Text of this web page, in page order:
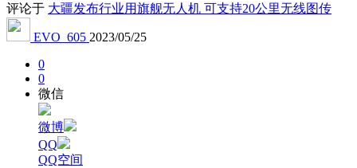
评论于 大疆发布行业用旗舰无人机 可支持20公里无线图传
EVO_605 2023/05/25
0
0
微信
微博
QQ
QQ空间